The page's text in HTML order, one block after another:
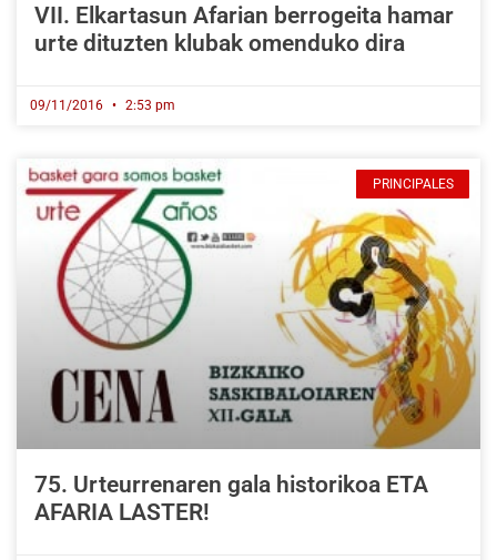
VII. Elkartasun Afarian berrogeita hamar
urte dituzten klubak omenduko dira
09/11/2016 2:53 pm
PRINCIPALES
75. Urteurrenaren gala historikoa ETA
AFARIA LASTER!